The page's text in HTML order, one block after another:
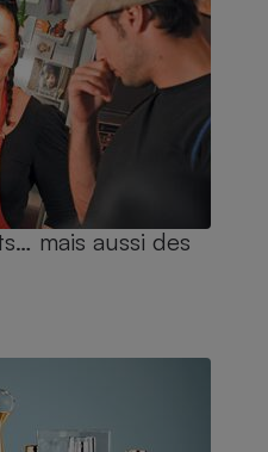
mais aussi des